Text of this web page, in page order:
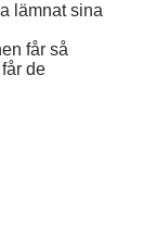
lämnat sina
får så
de